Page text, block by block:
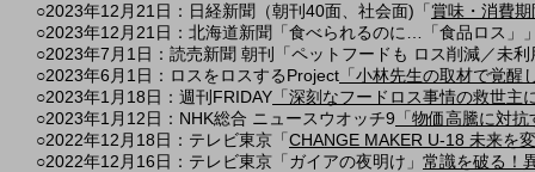
○2023年12月21日： 日経新聞（朝刊40面、社会面) 「 賞味・消費
○2023年12月21日：北海道新聞「食べられるのに…「食品ロス」
○2023年7月1日：読売新聞 朝刊「ペットフードも ロス削減／未
○2023年6月1日：ロスをロスするProject 「小林先生の取材で覚醒
○2023年1月18日：週刊FRIDAY 「深刻なフードロス事情の救世
○2023年1月12日：NHK総合 ニュースウオッチ9 「物価高騰に対
○2022年12月18日：テレビ東京「 CHANGE MAKER U-18 未来を
○2022年12月16日：テレビ東京「ガイアの夜明け」 常識を破る！